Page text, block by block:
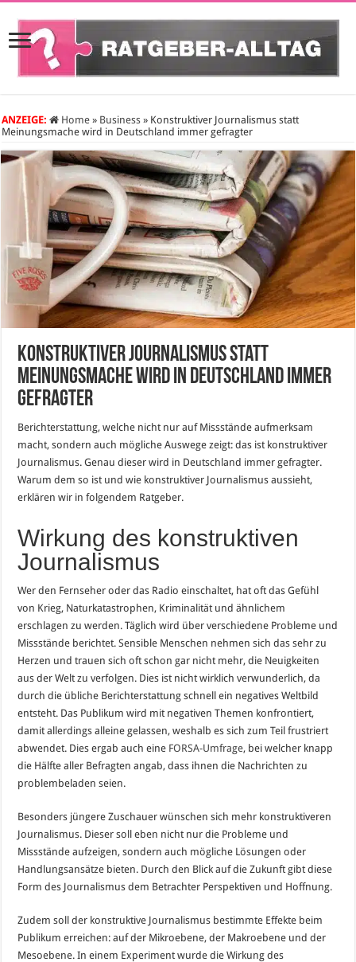
ANZEIGE: Home » Business » Konstruktiver Journalismus statt
Meinungsmache wird in Deutschland immer gefragter
Konstruktiver Journalismus statt
Meinungsmache wird in Deutschland immer
gefragter
Berichterstattung, welche nicht nur auf Missstände aufmerksam
macht, sondern auch mögliche Auswege zeigt: das ist konstruktiver
Journalismus. Genau dieser wird in Deutschland immer gefragter.
Warum dem so ist und wie konstruktiver Journalismus aussieht,
erklären wir in folgendem Ratgeber.
Wirkung des konstruktiven
Journalismus
Wer den Fernseher oder das Radio einschaltet, hat oft das Gefühl
von Krieg, Naturkatastrophen, Kriminalität und ähnlichem
erschlagen zu werden. Täglich wird über verschiedene Probleme und
Missstände berichtet. Sensible Menschen nehmen sich das sehr zu
Herzen und trauen sich oft schon gar nicht mehr, die Neuigkeiten
aus der Welt zu verfolgen. Dies ist nicht wirklich verwunderlich, da
durch die übliche Berichterstattung schnell ein negatives Weltbild
entsteht. Das Publikum wird mit negativen Themen konfrontiert,
damit allerdings alleine gelassen, weshalb es sich zum Teil frustriert
abwendet. Dies ergab auch eine FORSA-Umfrage, bei welcher knapp
die Hälfte aller Befragten angab, dass ihnen die Nachrichten zu
problembeladen seien.
Besonders jüngere Zuschauer wünschen sich mehr konstruktiveren
Journalismus. Dieser soll eben nicht nur die Probleme und
Missstände aufzeigen, sondern auch mögliche Lösungen oder
Handlungsansätze bieten. Durch den Blick auf die Zukunft gibt diese
Form des Journalismus dem Betrachter Perspektiven und Hoffnung.
Zudem soll der konstruktive Journalismus bestimmte Effekte beim
Publikum erreichen: auf der Mikroebene, der Makroebene und der
Mesoebene. In einem Experiment wurde die Wirkung des